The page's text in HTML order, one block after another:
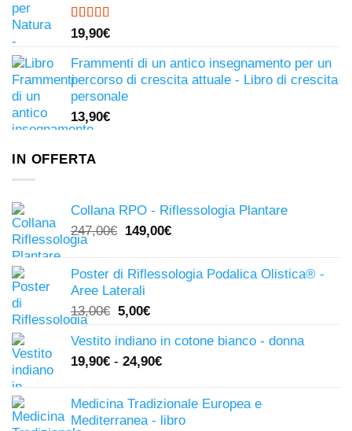
Valutato
4.81
19,90€
Frammenti di un antico insegnamento per un
percorso di crescita attuale - Libro di crescita
personale
13,90€
IN OFFERTA
Collana RPO - Riflessologia Plantare
247,00€ Il
era:
247,00€.
149,00€Il
è:
Poster di Riflessologia Podalica Olistica® -
Aree Laterali
13,00€ Il
originale
era:
5,00€Il
attuale
è:
Vestito indiano in cotone bianco - donna
19,90€ - 24,90€
Medicina Tradizionale Europea e
Mediterranea - libro